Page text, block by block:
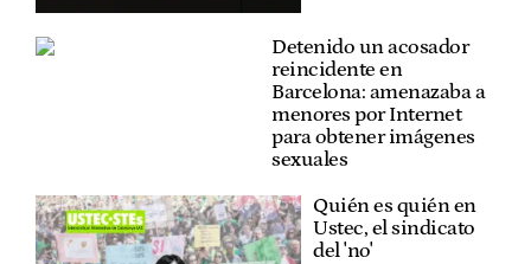
Detenido un acosador
reincidente en
Barcelona: amenazaba a
menores por Internet
para obtener imágenes
sexuales
Quién es quién en
Ustec, el sindicato
del 'no'